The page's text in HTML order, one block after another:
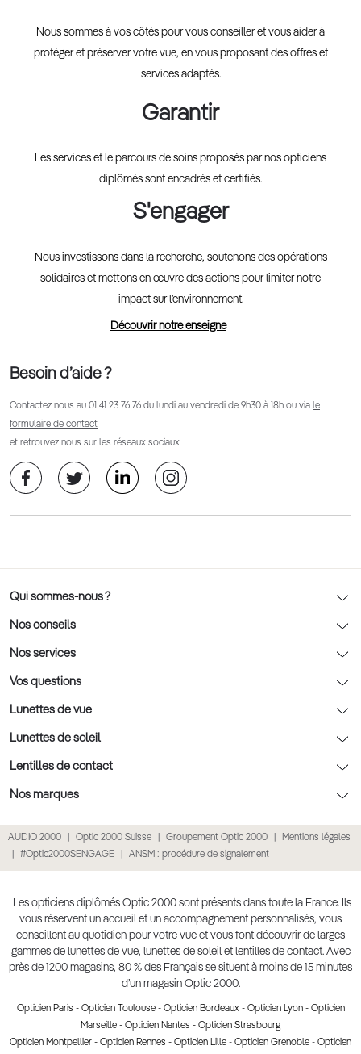
Nous sommes à vos côtés pour vous conseiller et vous aider à
protéger et préserver votre vue, en vous proposant des offres et
services adaptés.
Garantir
Les services et le parcours de soins proposés par nos opticiens
diplômés sont encadrés et certifiés.
S'engager
Nous investissons dans la recherche, soutenons des opérations
solidaires et mettons en œuvre des actions pour limiter notre
impact sur l’environnement.
Découvrir notre enseigne
Besoin d’aide ?
Contactez nous au 01 41 23 76 76 du lundi au vendredi de 9h30 à 18h ou via le
formulaire de contact
et retrouvez nous sur les réseaux sociaux
Qui sommes-nous ?
Notre charte déontologique
AFNOR Certification
Rendez-vous prévision
Nos conseils
Nos conseils lunettes
Nos conseils lentilles
Nos conseils enfants
Nos conseils santé visuelle
Tout savoir sur nos verres
Nos services
Optic 2000 à domicile
Le contrôle de la vue chez votre opticien
L'entretien de votre équipement
La prise de rendez-vous en ligne
Point expert basse vision
Click & collect : Livraison gratuite en magasin
Accessibilité
Vos questions
Politique cookies
Conditions des offres
Politique de confidentialité des données
Retours et remboursements
Lunettes de vue
Lunettes de vue
Lunettes de vue homme
Lunettes de vue femme
Lunettes de vue Ray-Ban
Lunettes de vue Gucci
Lunettes de vue Chloé
Lunettes de vue Burberry
Lunettes de soleil
Lunettes de soleil
Lunettes de soleil homme
Lunettes de soleil enfant
Lunettes de soleil Ray-Ban
Lunettes de soleil Prada
Lunettes de soleil Gucci
Soldes Ete 2025
Lentilles de contact
Lentilles de contact
Lentille de nuit
Lentilles journalières
Produit lentilles
Nos marques
Lunettes Prada
Lunettes Guess
Lunettes Chloé
Lunettes Versace
AUDIO 2000 Optic 2000 Suisse Groupement Optic 2000
Mentions légales
#Optic2000SENGAGE
ANSM : procédure de signalement
Les opticiens diplômés Optic 2000 sont présents dans toute la France. Ils
vous réservent un accueil et un accompagnement personnalisés, vous
conseillent au quotidien pour votre vue et vous font découvrir de larges
gammes de lunettes de vue, lunettes de soleil et lentilles de contact. Avec
près de 1200 magasins, 80 % des Français se situent à moins de 15 minutes
d’un magasin Optic 2000.
Opticien Paris - Opticien Toulouse- Opticien Bordeaux- Opticien Lyon- Opticien
Marseille - Opticien Nantes - Opticien Strasbourg
Opticien Montpellier - Opticien Rennes - Opticien Lille - Opticien Grenoble - Opticien